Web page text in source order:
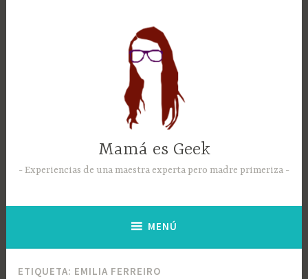
Mamá es Geek
Experiencias de una maestra experta pero madre primeriza
MENÚ
ETIQUETA: EMILIA FERREIRO